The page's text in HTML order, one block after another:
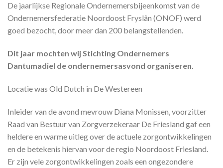
De jaarlijkse Regionale Ondernemersbijeenkomst van de
Ondernemersfederatie Noordoost Fryslân (ONOF) werd
goed bezocht, door meer dan 200 belangstellenden.
Dit jaar mochten wij Stichting Ondernemers
Dantumadiel de ondernemersasvond organiseren.
Locatie was Old Dutch in De Westereen
Inleider van de avond mevrouw Diana Monissen, voorzitter
Raad van Bestuur van Zorgverzekeraar De Friesland gaf een
heldere en warme uitleg over de actuele zorgontwikkelingen
en de betekenis hiervan voor de regio Noordoost Friesland.
Er zijn vele zorgontwikkelingen zoals een ongezondere